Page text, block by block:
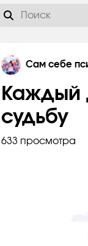
Сам себе
Каждый
судьбу
633 просмотра